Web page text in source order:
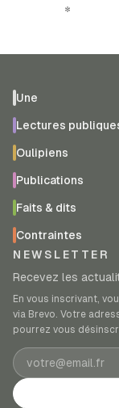
*
Une
Lectures
Oulipiens
Publications
Faits & dits
Contraintes
NEWSLETTER
Recevez les
En vous inscrivant,
via Brevo. Votre
pourrez vous
Adresse e-mail